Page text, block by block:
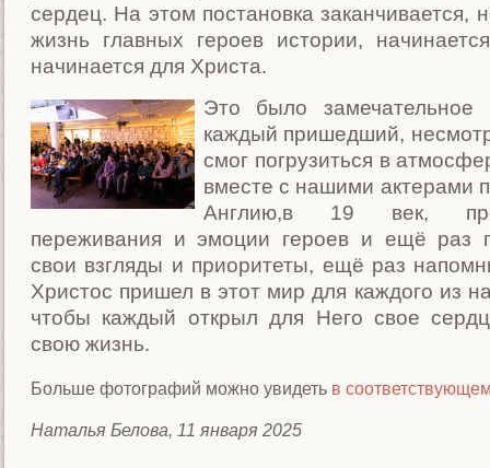
сердец. На этом постановка заканчивается,
жизнь главных героев истории,
начинается для Христа.
Это было замечательное
каждый пришедший,
смог погрузиться в
вместе с нашими актерами
Англию,в 19 век,
переживания и эмоции героев и ещё раз
свои взгляды и приоритеты, ещё раз
Христос пришел в этот мир для каждого из
чтобы каждый открыл для Него свое
свою жизнь.
Больше фотографий можно увидеть в
Наталья Белова, 11 января 2025